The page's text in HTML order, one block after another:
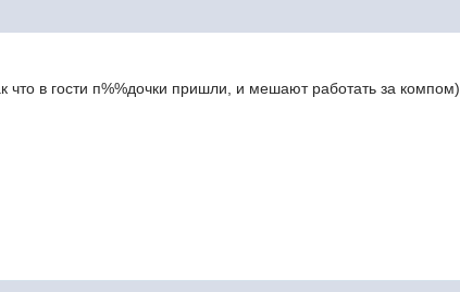
что в гости п%%дочки пришли, и мешают работать за компом)